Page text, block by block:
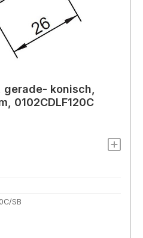
konisch,
0102CDLF120C
SB